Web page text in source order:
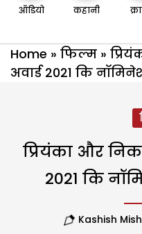
ऑडियो कहानी
Home » फिल्म »
अवार्ड 2021 कि
प्रियंका और
2021 कि
Kashish